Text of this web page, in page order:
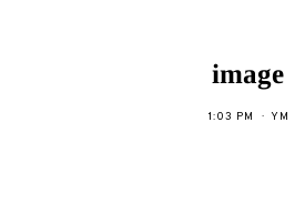
image
1:03 PM YM